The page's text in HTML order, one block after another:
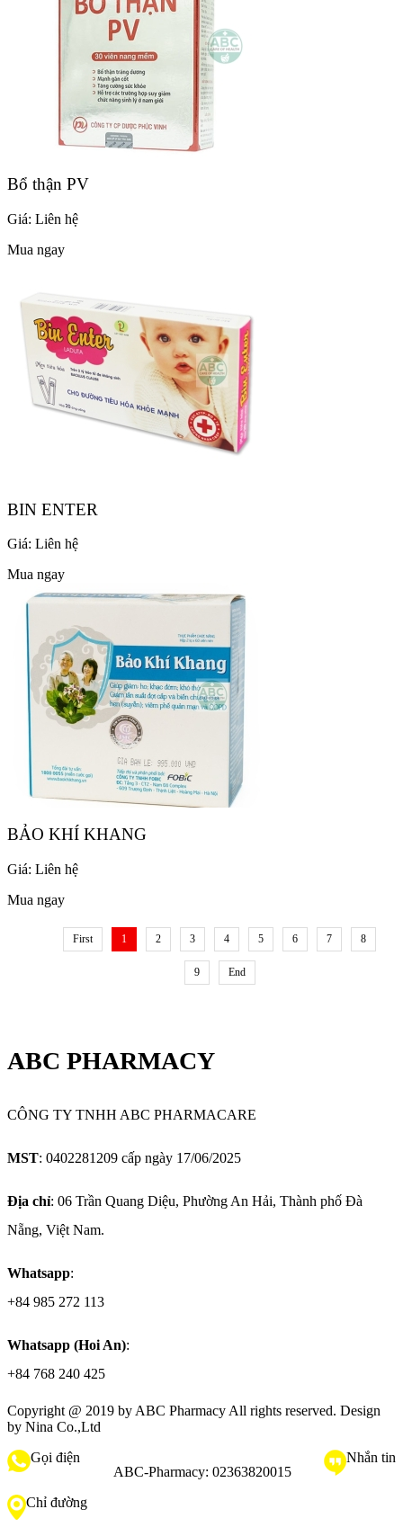
Bổ thận PV
Giá: Liên hệ
Mua ngay
BIN ENTER
Giá: Liên hệ
Mua ngay
BẢO KHÍ KHANG
Giá: Liên hệ
Mua ngay
First 1 2 3 4 5 6 7 8
9 End
ABC PHARMACY
CÔNG TY TNHH ABC PHARMACARE
MST: 0402281209 cấp ngày 17/06/2025
Địa chỉ: 06 Trần Quang Diệu, Phường An Hải, Thành phố Đà
Nẵng, Việt Nam.
Whatsapp:
+84 985 272 113
Whatsapp (Hoi An):
+84 768 240 425
Copyright @ 2019 by ABC Pharmacy All rights reserved. Design
by Nina Co.,Ltd
Gọi điện
ABC-Pharmacy: 02363820015
Nhắn tin
Chỉ đường